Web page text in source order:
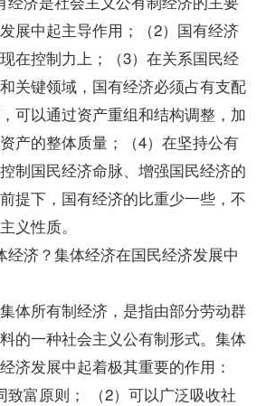
展中起主导作用；（2）国有经济
在控制力上；（3）在关系国民经
关键领域，国有经济必须占有支配
可以通过资产重组和结构调整，加
产的整体质量；（4）在坚持公有
制国民经济命脉、增强国民经济的
提下，国有经济的比重少一些，不
义性质。
济？集体经济在国民经济发展中
所有制经济，是指由部分劳动群
的一种社会主义公有制形式。集体
济发展中起着极其重要的作用：
致富原则； （2）可以广泛吸收社